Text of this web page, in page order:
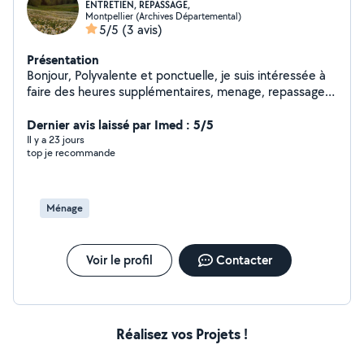
ENTRETIEN, REPASSAGE,
Montpellier (Archives Départemental)
5/5 (3 avis)
Présentation
Bonjour, Polyvalente et ponctuelle, je suis intéressée à
faire des heures supplémentaires, menage, repassage,
contacter! Merci et à bientôt !
Dernier avis laissé par Imed : 5/5
Il y a 23 jours
top je recommande
Ménage
Voir le profil Contacter
Réalisez vos Projets !